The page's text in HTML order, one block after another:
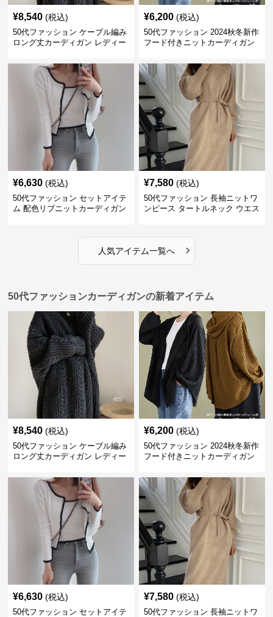
¥8,540 (税込)
50代ファッション ケーブル編み
ロング丈カーディガン レディー
¥6,200 (税込)
50代ファッション 2024秋冬新作
フード付きニットカーディガン
¥6,630 (税込)
50代ファッション セットアイテ
ム 配色リブニットカーディガン
¥7,580 (税込)
50代ファッション 長袖ニットワ
ンピース タートルネック ウエス
人気アイテム一覧へ ›
50代ファッションカーディガンの新着アイテム
¥8,540 (税込)
50代ファッション ケーブル編み
ロング丈カーディガン レディー
¥6,200 (税込)
50代ファッション 2024秋冬新作
フード付きニットカーディガン
¥6,630 (税込)
50代ファッション セットアイテ
¥7,580 (税込)
50代ファッション 長袖ニットワ